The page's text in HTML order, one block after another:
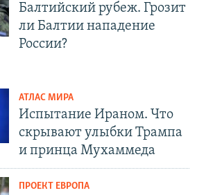
Балтийский рубеж. Грозит
ли Балтии нападение
России?
АТЛАС МИРА
Испытание Ираном. Что
скрывают улыбки Трампа
и принца Мухаммеда
ПРОЕКТ ЕВРОПА